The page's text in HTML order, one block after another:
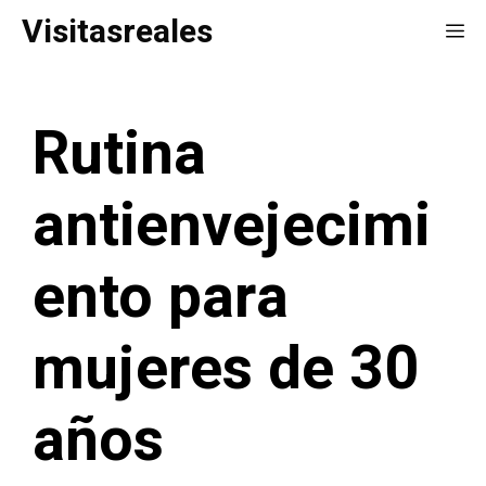
Saltar
Visitasreales
Rutina
antienvejecimi
ento para
mujeres de 30
años